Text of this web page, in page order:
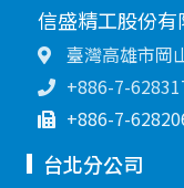
信盛精工股份有
臺灣高雄市岡
+886-7-
+886-7-
台北分公司